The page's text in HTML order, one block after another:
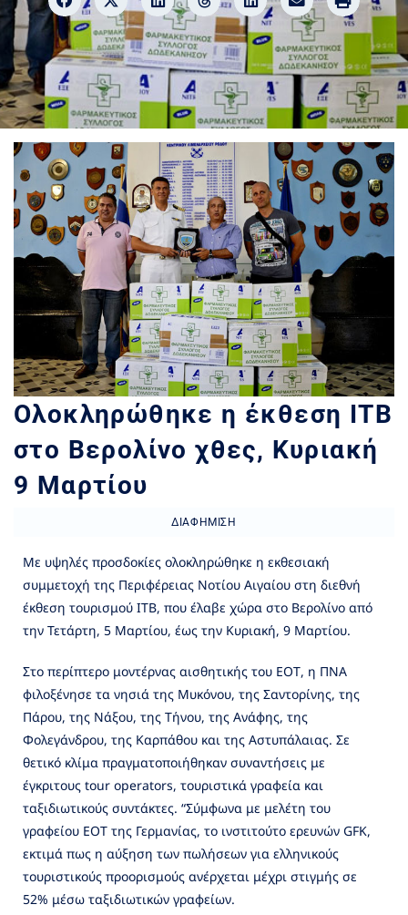
Ολοκληρώθηκε η έκθεση ΙΤΒ
στο Βερολίνο χθες, Κυριακή
9 Μαρτίου
ΔΙΑΦΉΜΙΣΗ
Με υψηλές προσδοκίες ολοκληρώθηκε η εκθεσιακή
συμμετοχή της Περιφέρειας Νοτίου Αιγαίου στη διεθνή
έκθεση τουρισμού ΙΤΒ, που έλαβε χώρα στο Βερολίνο από
την Τετάρτη, 5 Μαρτίου, έως την Κυριακή, 9 Μαρτίου.
Στο περίπτερο μοντέρνας αισθητικής του ΕΟΤ, η ΠΝΑ
φιλοξένησε τα νησιά της Μυκόνου, της Σαντορίνης, της
Πάρου, της Νάξου, της Τήνου, της Ανάφης, της
Φολεγάνδρου, της Καρπάθου και της Αστυπάλαιας. Σε
θετικό κλίμα πραγματοποιήθηκαν συναντήσεις με
έγκριτους tour operators, τουριστικά γραφεία και
ταξιδιωτικούς συντάκτες. “Σύμφωνα με μελέτη του
γραφείου ΕΟΤ της Γερμανίας, το ινστιτούτο ερευνών GFK,
εκτιμά πως η αύξηση των πωλήσεων για ελληνικούς
τουριστικούς προορισμούς ανέρχεται μέχρι στιγμής σε
52% μέσω ταξιδιωτικών γραφείων.